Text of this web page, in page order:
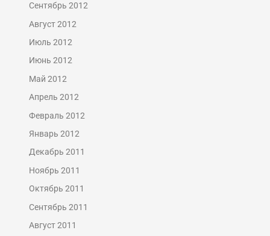
Сентябрь 2012
Август 2012
Июль 2012
Июнь 2012
Май 2012
Апрель 2012
Февраль 2012
Январь 2012
Декабрь 2011
Ноябрь 2011
Октябрь 2011
Сентябрь 2011
Август 2011